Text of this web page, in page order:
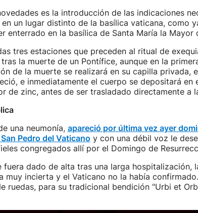
es la introducción de las indicaciones
un lugar distinto de la basílica vaticana, como
enterrado en la basílica de Santa María la Mayor
tres estaciones que preceden al ritual de
la muerte de un Pontífice, aunque en la
de la muerte se realizará en su capilla privada,
e inmediatamente el cuerpo se depositará en
de zinc, antes de ser trasladado directamente a
una neumonía, apareció por última vez ayer
Pedro del Vaticano y con una débil voz le
congregados allí por el Domingo de
fuera dado de alta tras una larga hospitalización,
muy incierta y el Vaticano no la había
ruedas, para su tradicional bendición "Urbi et